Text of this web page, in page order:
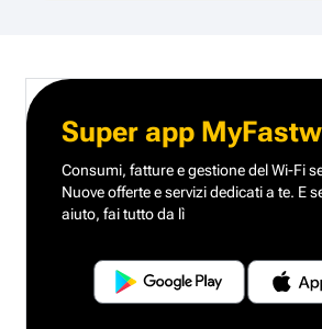
Super app
Consumi, fatture e gestione del Wi-Fi
Nuove offerte e servizi dedicati a te. E
aiuto, fai tutto da lì